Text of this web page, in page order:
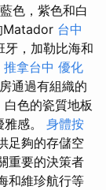
色，紫色和白
Matador 台中
牙，加勒比海和
推拿台中 優化
通過有組織的
色的瓷質地板
感。 身體按
足夠的存儲空
重要的決策者
和維珍航行等